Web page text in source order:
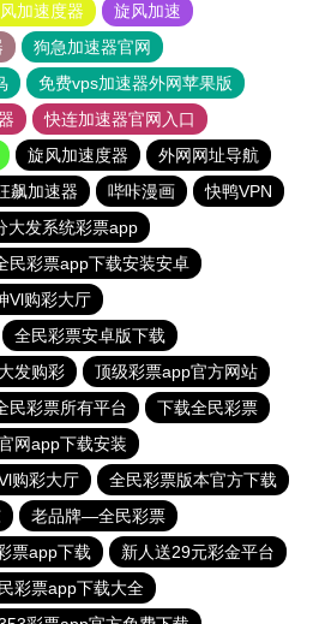
加速度器
旋风加速
狗急加速器官网
免费vps加速器外网苹果版
快连加速器官网入口
旋风加速度器
外网网址导航
飙加速器 哔咔漫画
快鸭VPN
大发系统彩票app
民彩票app下载安装安卓
Vl购彩大厅
全民彩票安卓版下载
发购彩
顶级彩票app官方网站
民彩票所有平台
下载全民彩票
网app下载安装
购彩大厅
全民彩票版本官方下载
老品牌—全民彩票
票app下载
新人送29元彩金平台
彩票app下载大全